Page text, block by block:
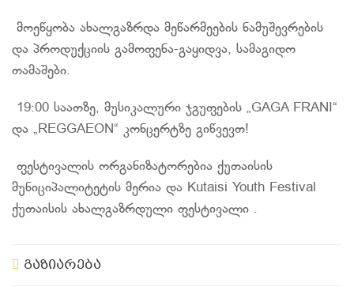
მოეწყობა ახალგაზრდა მეწარმეების ნამუშევრების
და პროდუქციის გამოფენა-გაყიდვა, სამაგიდო
თამაშები.
19:00 საათზე, მუსიკალური ჯგუფების „GAGA FRANI“
და „REGGAEON“ კონცერტზე გიწვევთ!
ფესტივალის ორგანიზატორებია ქუთაისის
მუნიციპალიტეტის მერია და Kutaisi Youth Festival
ქუთაისის ახალგაზრდული ფესტივალი .
გაზიარება